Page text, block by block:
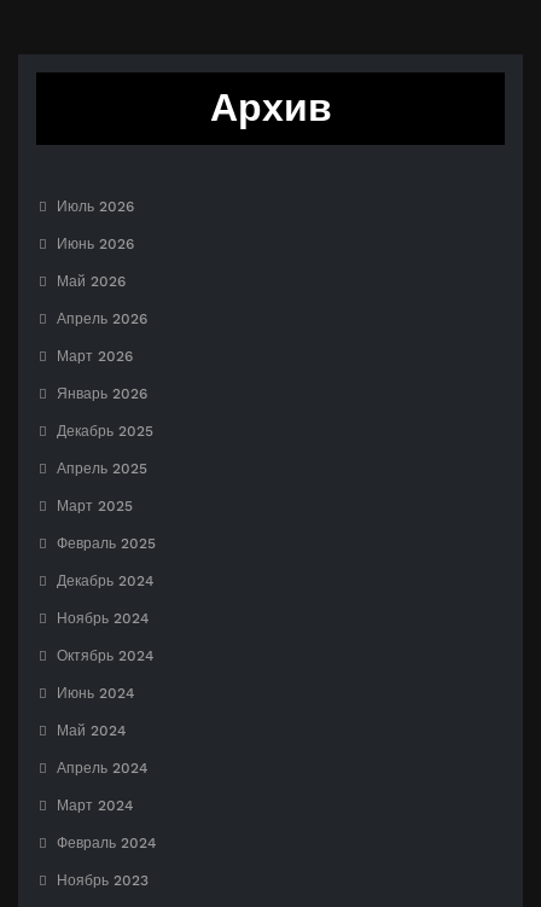
Архив
Июль 2026
Июнь 2026
Май 2026
Апрель 2026
Март 2026
Январь 2026
Декабрь 2025
Апрель 2025
Март 2025
Февраль 2025
Декабрь 2024
Ноябрь 2024
Октябрь 2024
Июнь 2024
Май 2024
Апрель 2024
Март 2024
Февраль 2024
Ноябрь 2023